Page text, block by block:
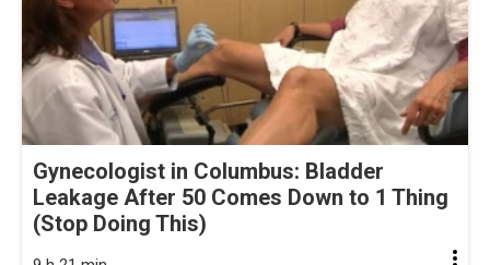
Gynecologist in Columbus: Bladder
Leakage After 50 Comes Down to 1 Thing
(Stop Doing This)